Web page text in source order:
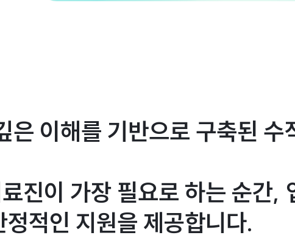
은 이해를 기반으로 구축된
진이 가장 필요로 하는 순간,
적인 지원을 제공합니다.